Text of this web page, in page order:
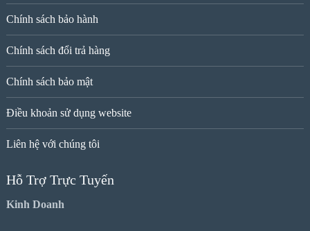
Chính sách bảo hành
Chính sách đổi trả hàng
Chính sách bảo mật
Điều khoản sử dụng website
Liên hệ với chúng tôi
Hỗ Trợ Trực Tuyến
Kinh Doanh